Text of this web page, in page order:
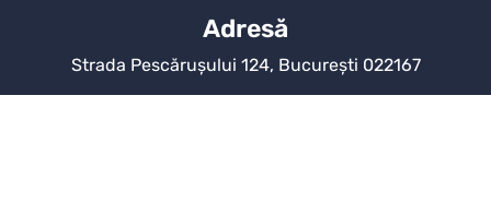
Adresă
Strada Pescărușului 124, București 022167